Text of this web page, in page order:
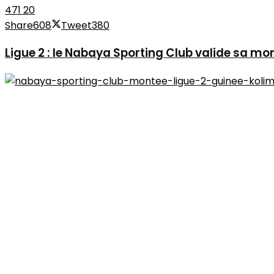
471 20
Share608 Tweet380
Ligue 2 : le Nabaya Sporting Club valide sa